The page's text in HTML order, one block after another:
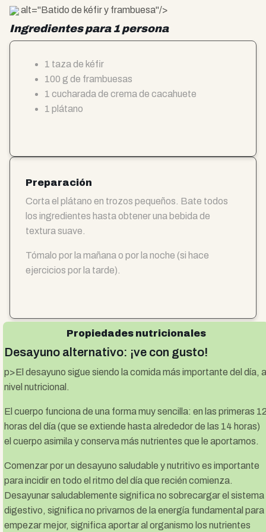
alt="Batido de kéfir y frambuesa"/>
Ingredientes para 1 persona
1 taza de kéfir
100 g de frambuesas
1 cucharada de crema de cacahuete
1 plátano
Preparación
Corta el plátano en trozos pequeños. Bate todos
los ingredientes hasta obtener una bebida de
textura suave.
Tómalo por la mañana o por la noche (si hace
ejercicios por la tarde).
Propiedades nutricionales
Desayuno alternativo: ¡ve con gusto!
p>El desayuno sigue siendo la comida más importante del día, a
nivel nutricional.
El cuerpo funciona de una forma muy sencilla: en las primeras
horas del día (que se extiende hasta alrededor de las 14 horas)
el cuerpo asimila y conserva más nutrientes que le aportamos.
Comenzar por un desayuno saludable y nutritivo es importante
para incidir en todo el ritmo del día que recién comienza.
Desayunar saludablemente significa no sobrecargar el sistema
digestivo, significa no privarnos de la energía fundamental para
empezar mejor, significa aportar al organismo los nutrientes